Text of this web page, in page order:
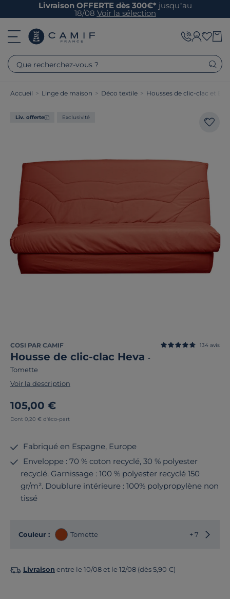
Livraison OFFERTE dès 300€* jusqu’au
18/08 Voir la sélection
Que recherchez-vous ?
Accueil > Linge de maison > Déco textile > Housses de clic-clac et BZ
Liv. offerte Exclusivité
COSI PAR CAMIF
Housse de clic-clac Heva -
Tomette
134 avis
Voir la description
105,00 €
Dont 0,20 € d'éco-part
Fabriqué en Espagne, Europe
Enveloppe : 70 % coton recyclé, 30 % polyester
recyclé. Garnissage : 100 % polyester recyclé 150
gr/m². Doublure intérieure : 100% polypropylène non
tissé
Couleur : Tomette + 7
Livraison entre le 10/08 et le 12/08 (dès 5,90 €)